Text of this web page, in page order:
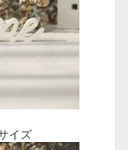
イズ